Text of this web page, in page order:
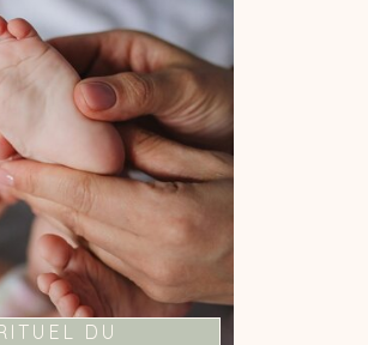
un moment fort de
votre bébé à travers
du bain.
DU LIEN
ENFANT
DU